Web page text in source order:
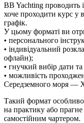
BB Yachting проводить
хоче проходити курс у
графік.
У цьому форматі ви
• персонального
• індивідуальний
офлайн);
• гнучкий вибір дати
• можливість
Середземного моря —
Такий формат особливо
на практику або
самостійним чартером.